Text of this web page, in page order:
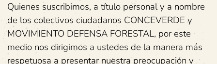
Quienes suscribimos, a título personal y a nombre
de los colectivos ciudadanos CONCEVERDE y
MOVIMIENTO DEFENSA FORESTAL, por este
medio nos dirigimos a ustedes de la manera más
respetuosa a presentar nuestra preocupación y